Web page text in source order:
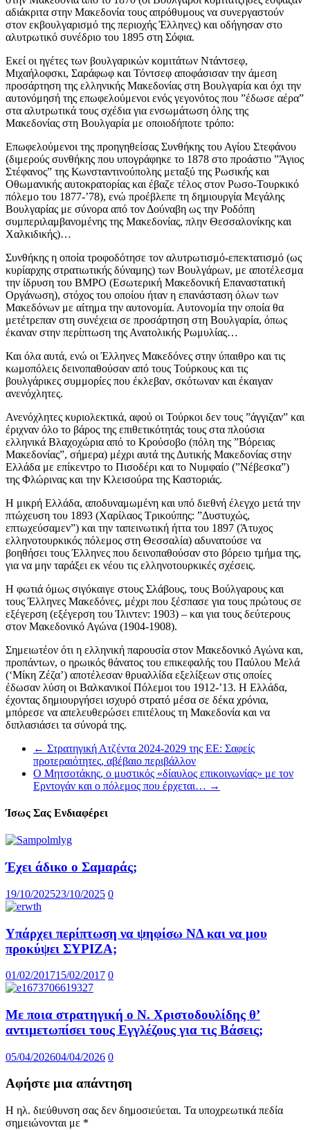
αδιάκριτα στην Μακεδονία τους απρόθυμους να συνεργαστούν
στον εκβουλγαρισμό της περιοχής Έλληνες) και οδήγησαν στο
αλυτρωτικό συνέδριο του 1895 στη Σόφια.
Εκεί οι ηγέτες των βουλγαρικών κομιτάτων Ντάντσεφ,
Μιχαήλοφσκι, Σαράφωφ και Τόντσεφ αποφάσισαν την άμεση
προσάρτηση της ελληνικής Μακεδονίας στη Βουλγαρία και όχι την
αυτονόμησή της επωφελούμενοι ενός γεγονότος που ”έδωσε αέρα”
στα αλυτρωτικά τους σχέδια για ενσωμάτωση όλης της
Μακεδονίας στη Βουλγαρία με οποιοδήποτε τρόπο:
Επωφελούμενοι της προηγηθείσας Συνθήκης του Αγίου Στεφάνου
(διμερούς συνθήκης που υπογράφηκε το 1878 στο προάστιο ”Άγιος
Στέφανος” της Κωνσταντινούπολης μεταξύ της Ρωσικής και
Οθωμανικής αυτοκρατορίας και έβαζε τέλος στον Ρωσο-Τουρκικό
πόλεμο του 1877-’78), ενώ προέβλεπε τη δημιουργία Μεγάλης
Βουλγαρίας με σύνορα από τον Δούναβη ως την Ροδόπη
συμπεριλαμβανομένης της Μακεδονίας, πλην Θεσσαλονίκης και
Χαλκιδικής)…
Συνθήκης η οποία τροφοδότησε τον αλυτρωτισμό-επεκτατισμό (ως
κυρίαρχης στρατιωτικής δύναμης) των Βουλγάρων, με αποτέλεσμα
την ίδρυση του BMPO (Εσωτερική Μακεδονική Επαναστατική
Οργάνωση), στόχος του οποίου ήταν η επανάσταση όλων των
Μακεδόνων με αίτημα την αυτονομία. Αυτονομία την οποία θα
μετέτρεπαν στη συνέχεια σε προσάρτηση στη Βουλγαρία, όπως
έκαναν στην περίπτωση της Ανατολικής Ρωμυλίας…
Και όλα αυτά, ενώ οι Έλληνες Μακεδόνες στην ύπαιθρο και τις
κωμοπόλεις δεινοπαθούσαν από τους Τούρκους και τις
βουλγάρικες συμμορίες που έκλεβαν, σκότωναν και έκαιγαν
ανενόχλητες.
Ανενόχλητες κυριολεκτικά, αφού οι Τούρκοι δεν τους ”άγγιζαν” και
έριχναν όλο το βάρος της επιθετικότητάς τους στα πλούσια
ελληνικά Βλαχοχώρια από το Κρούσοβο (πόλη της ”Βόρειας
Μακεδονίας”, σήμερα) μέχρι αυτά της Δυτικής Μακεδονίας στην
Ελλάδα με επίκεντρο το Πισοδέρι και το Νυμφαίο (”Νέβεσκα”)
της Φλώρινας και την Κλεισούρα της Καστοριάς.
Η μικρή Ελλάδα, αποδυναμωμένη και υπό διεθνή έλεγχο μετά την
πτώχευση του 1893 (Χαρίλαος Τρικούπης: ”Δυστυχώς,
επτωχεύσαμεν”) και την ταπεινωτική ήττα του 1897 (Άτυχος
ελληνοτουρκικός πόλεμος στη Θεσσαλία) αδυνατούσε να
βοηθήσει τους Έλληνες που δεινοπαθούσαν στο βόρειο τμήμα της,
για να μην ταράξει εκ νέου τις ελληνοτουρκικές σχέσεις.
Η φωτιά όμως σιγόκαιγε στους Σλάβους, τους Βούλγαρους και
τους Έλληνες Μακεδόνες, μέχρι που ξέσπασε για τους πρώτους σε
εξέγερση (εξέγερση του Ίλιντεν: 1903) – και για τους δεύτερους
στον Μακεδονικό Αγώνα (1904-1908).
Σημειωτέον ότι η ελληνική παρουσία στον Μακεδονικό Αγώνα και,
προπάντων, ο ηρωικός θάνατος του επικεφαλής του Παύλου Μελά
(‘Μίκη Ζέζα’) αποτέλεσαν θρυαλλίδα εξελίξεων στις οποίες
έδωσαν λύση οι Βαλκανικοί Πόλεμοι του 1912-’13. Η Ελλάδα,
έχοντας δημιουργήσει ισχυρό στρατό μέσα σε δέκα χρόνια,
μπόρεσε να απελευθερώσει επιτέλους τη Μακεδονία και να
διπλασιάσει τα σύνορά της.
← Στρατηγική Ατζέντα 2024-2029 της ΕΕ: Σαφείς
προτεραιότητες, αβέβαιο περιβάλλον
Ο Μητσοτάκης, ο μυστικός «δίαυλος επικοινωνίας» με τον
Ερντογάν και ο πόλεμος που έρχεται… →
Ίσως Σας Ενδιαφέρει
Έχει άδικο ο Σαμαράς;
19/10/202523/10/2025 0
Υπάρχει περίπτωση να ψηφίσω ΝΔ και να μου
προκύψει ΣΥΡΙΖΑ;
01/02/201715/02/2017 0
Με ποια στρατηγική ο Ν. Χριστοδουλίδης θ’
αντιμετωπίσει τους Εγγλέζους για τις Βάσεις;
05/04/202604/04/2026 0
Αφήστε μια απάντηση
Η ηλ. διεύθυνση σας δεν δημοσιεύεται. Τα υποχρεωτικά πεδία
σημειώνονται με *